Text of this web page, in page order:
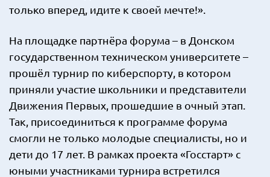
только вперед, идите к своей мечте!».
На площадке партнёра форума – в Донском
государственном техническом университете –
прошёл турнир по киберспорту, в котором
приняли участие школьники и представители
Движения Первых, прошедшие в очный этап.
Так, присоединиться к программе форума
смогли не только молодые специалисты, но и
дети до 17 лет. В рамках проекта «Госстарт» с
юными участниками турнира встретился